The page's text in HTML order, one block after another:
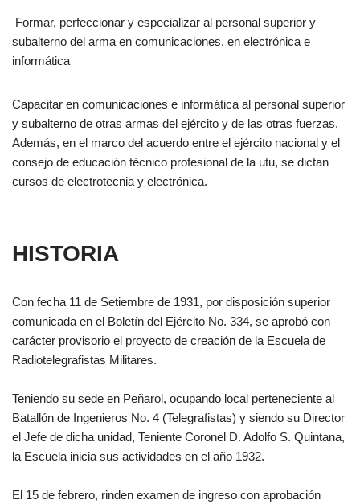
Formar, perfeccionar y especializar al personal superior y
subalterno del arma en comunicaciones, en electrónica e
informática
Capacitar en comunicaciones e informática al personal superior
y subalterno de otras armas del ejército y de las otras fuerzas.
Además, en el marco del acuerdo entre el ejército nacional y el
consejo de educación técnico profesional de la utu, se dictan
cursos de electrotecnia y electrónica.
HISTORIA
Con fecha 11 de Setiembre de 1931, por disposición superior
comunicada en el Boletín del Ejército No. 334, se aprobó con
carácter provisorio el proyecto de creación de la Escuela de
Radiotelegrafistas Militares.
Teniendo su sede en Peñarol, ocupando local perteneciente al
Batallón de Ingenieros No. 4 (Telegrafistas) y siendo su Director
el Jefe de dicha unidad, Teniente Coronel D. Adolfo S. Quintana,
la Escuela inicia sus actividades en el año 1932.
El 15 de febrero, rinden examen de ingreso con aprobación